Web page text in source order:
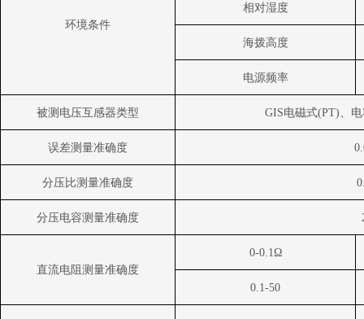
环境条件
相对湿度
海拨高度
电源频率
被测电压互感器类型 GIS电磁式(PT) 、
误差测量准确度
分压比测量准确度
分压电容测量准确度
直流电阻测量准确度
0-0.1Ω
0.1-50